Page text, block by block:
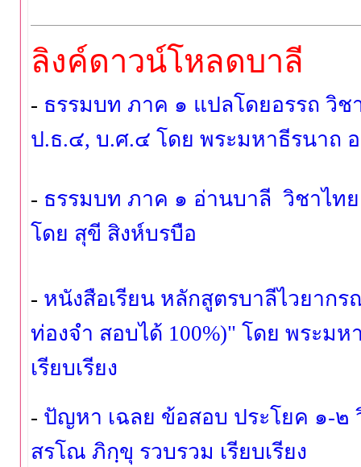
ลิงค์ดาวน์โหลดบาลี
- ธรรมบท ภาค ๑ แปลโดยอรรถ วิ
ป.ธ.๔, บ.ศ.๔ โดย พระมหาธีรนาถ
- ธรรมบท ภาค ๑ อ่านบาลี วิชาไท
โดย สุขี สิงห์บรบือ
- หนังสือเรียน หลักสูตรบาลีไวยาก
ท่องจำ สอบได้ 100%)" โดย พระมห
เรียบเรียง
- ปัญหา เฉลย ข้อสอบ ประโยค ๑-
สรโณ ภิกฺขุ รวบรวม เรียบเรียง